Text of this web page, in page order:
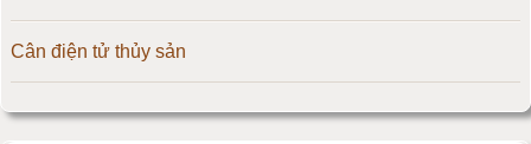
Cân điện tử thủy sản